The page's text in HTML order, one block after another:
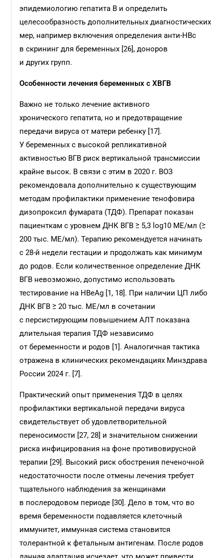
эпидемиологию гепатита B и определить
целесообразность дополнительных диагностических
мер, например включения определения анти-HBc
в скрининг для беременных [26], доноров
и других групп.
Особенности лечения беременных с ХВГВ
Важно не только лечение активного
хронического гепатита, но и предотвращение
передачи вируса от матери ребенку [17].
У беременных с высокой репликативной
активностью ВГВ риск вертикальной трансмиссии
крайне высок. В связи с этим в 2020 г. ВОЗ
рекомендовала дополнительно к существующим
методам профилактики применение тенофовира
дизопроксил фумарата (ТДФ). Препарат показан
пациенткам с уровнем ДНК ВГВ ≥ 5,3 log10 МЕ/мл (≥
200 тыс. МЕ/мл). Терапию рекомендуется начинать
с 28-й недели гестации и продолжать как минимум
до родов. Если количественное определение ДНК
ВГВ невозможно, допустимо использовать
тестирование на HBeAg [1, 18]. При наличии ЦП либо
ДНК ВГВ ≥ 20 тыс. МЕ/мл в сочетании
с персистирующим повышением АЛТ показана
длительная терапия ТДФ независимо
от беременности и родов [1]. Аналогичная тактика
отражена в клинических рекомендациях Минздрава
России 2024 г. [7].
Практический опыт применения ТДФ в целях
профилактики вертикальной передачи вируса
свидетельствует об удовлетворительной
переносимости [27, 28] и значительном снижении
риска инфицирования на фоне противовирусной
терапии [29]. Высокий риск обострения печеночной
недостаточности после отмены лечения требует
тщательного наблюдения за женщинами
в послеродовом периоде [30]. Дело в том, что во
время беременности подавляется клеточный
иммунитет, иммунная система становится
толерантной к фетальным антигенам. После родов